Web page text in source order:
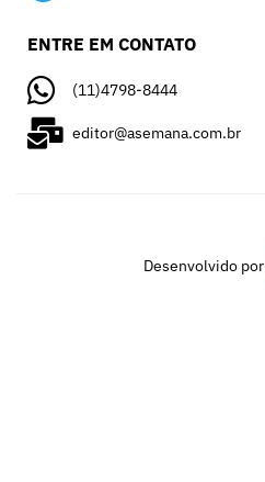
ENTRE EM CONTATO
(11)4798-8444
editor@asemana.com.br
Desenvolvido por